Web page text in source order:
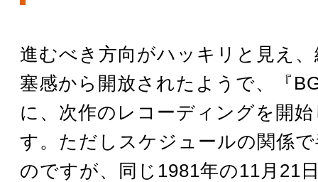
進むべき方向がハッキリと見え
塞感から開放されたようで、『
に、次作のレコーディングを開
す。ただしスケジュールの関係
のですが、同じ1981年の11月21